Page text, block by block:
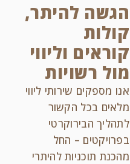
הגשה להיתר,
קולות
קוראים וליווי
מול רשויות
אנו מספקים שירותי ליווי
מלאים בכל הקשור
לתהליך הבירוקרטי
בפרויקטים – החל
מהכנת תוכניות להיתרי